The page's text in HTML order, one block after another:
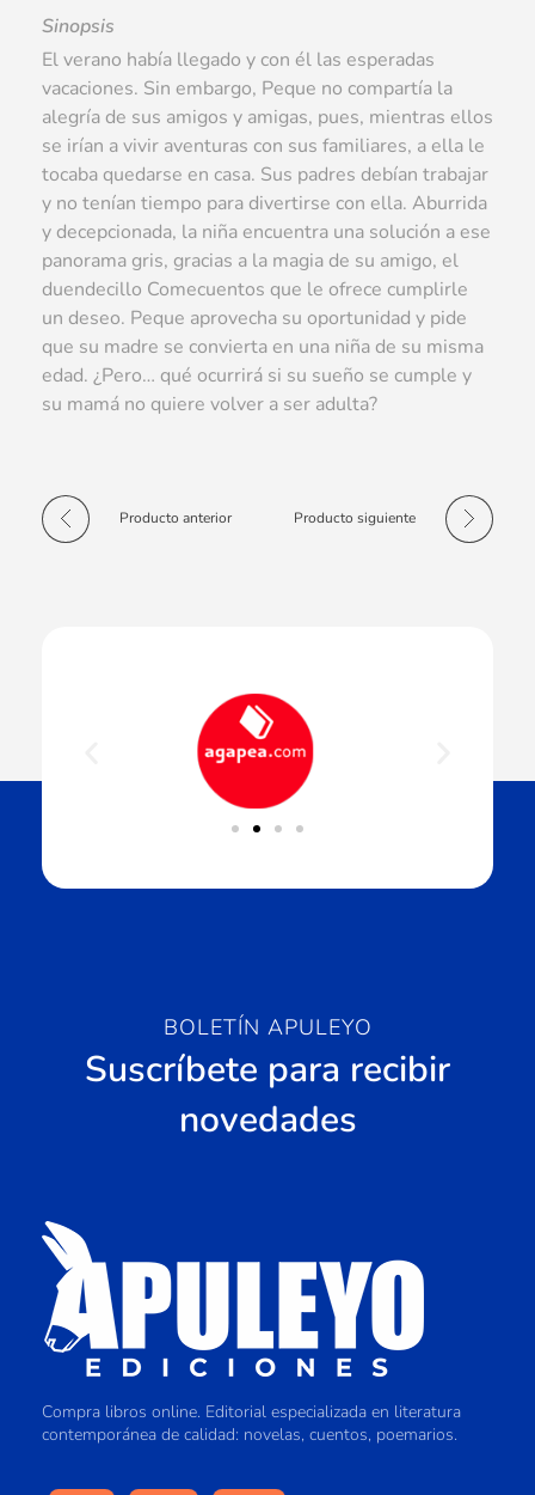
Sinopsis
El verano había llegado y con él las esperadas
vacaciones. Sin embargo, Peque no compartía la
alegría de sus amigos y amigas, pues, mientras ellos
se irían a vivir aventuras con sus familiares, a ella le
tocaba quedarse en casa. Sus padres debían trabajar
y no tenían tiempo para divertirse con ella. Aburrida
y decepcionada, la niña encuentra una solución a ese
panorama gris, gracias a la magia de su amigo, el
duendecillo Comecuentos que le ofrece cumplirle
un deseo. Peque aprovecha su oportunidad y pide
que su madre se convierta en una niña de su misma
edad. ¿Pero… qué ocurrirá si su sueño se cumple y
su mamá no quiere volver a ser adulta?
Producto anterior Producto siguiente
BOLETÍN APULEYO
Suscríbete para recibir
novedades
Compra libros online. Editorial especializada en literatura
contemporánea de calidad: novelas, cuentos, poemarios.